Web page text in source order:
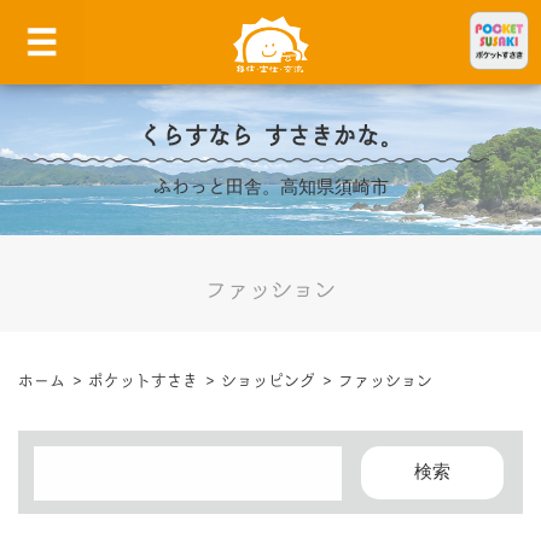
くらすなら すさきかな。
ふわっと田舎。高知県須崎市
ファッション
ホーム > ポケットすさき > ショッピング > ファッション